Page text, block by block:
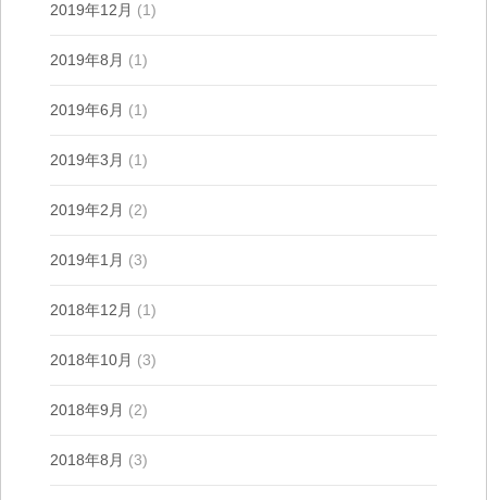
2019年12月 (1)
2019年8月 (1)
2019年6月 (1)
2019年3月 (1)
2019年2月 (2)
2019年1月 (3)
2018年12月 (1)
2018年10月 (3)
2018年9月 (2)
2018年8月 (3)